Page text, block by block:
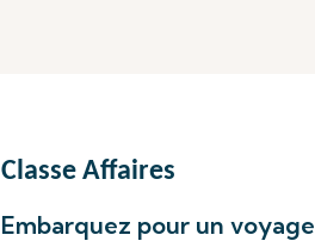
Classe Affaires
Embarquez pour un